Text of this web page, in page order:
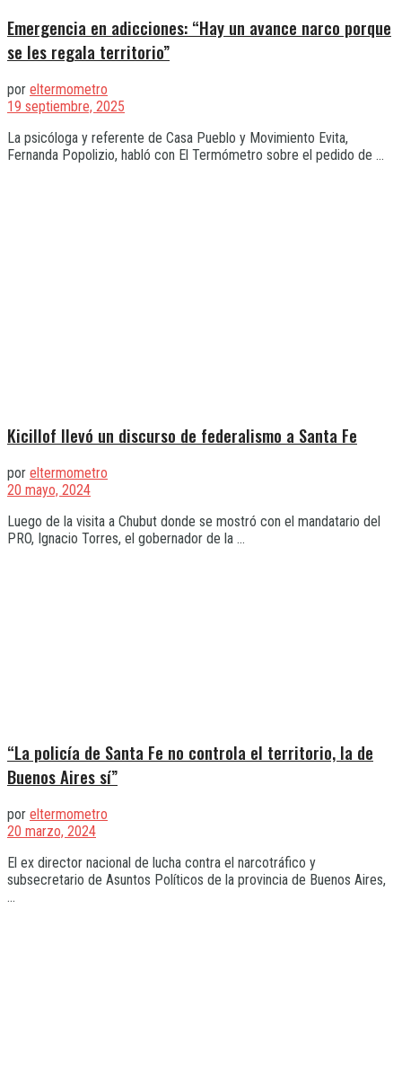
Emergencia en adicciones: “Hay un avance narco porque
se les regala territorio”
por eltermometro
19 septiembre, 2025
La psicóloga y referente de Casa Pueblo y Movimiento Evita,
Fernanda Popolizio, habló con El Termómetro sobre el pedido de ...
Kicillof llevó un discurso de federalismo a Santa Fe
por eltermometro
20 mayo, 2024
Luego de la visita a Chubut donde se mostró con el mandatario del
PRO, Ignacio Torres, el gobernador de la ...
“La policía de Santa Fe no controla el territorio, la de
Buenos Aires sí”
por eltermometro
20 marzo, 2024
El ex director nacional de lucha contra el narcotráfico y
subsecretario de Asuntos Políticos de la provincia de Buenos Aires,
...